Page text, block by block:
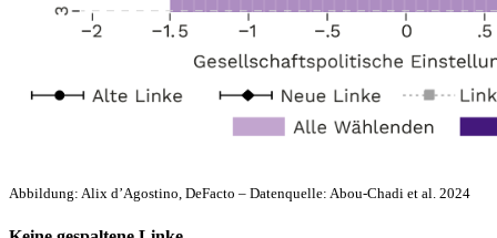
Abbildung: Alix d’Agostino, DeFacto – Datenquelle: Abou-Chadi et al. 2024